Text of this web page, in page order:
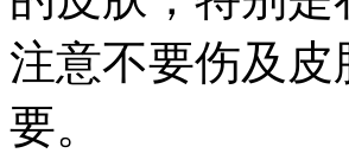
注意不要伤及
要。